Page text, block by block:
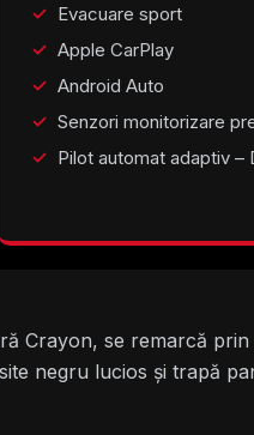
Evacuare sport
Apple CarPlay
Android Auto
Senzori monitorizare
Pilot automat adaptiv –
Crayon, se remarcă
negru lucios și trapă